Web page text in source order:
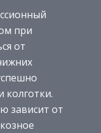
при
от
колготки.
зависит от